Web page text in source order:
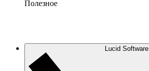
Полезное
Lucid Software